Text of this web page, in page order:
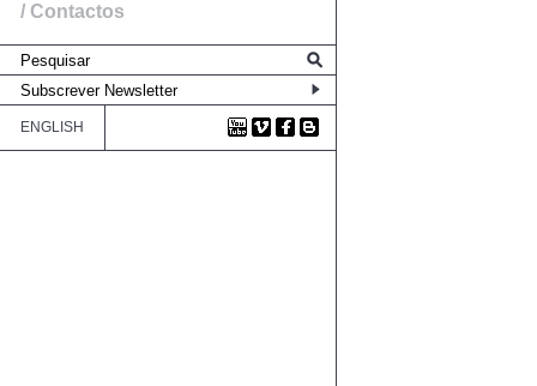
/ Contactos
ENGLISH